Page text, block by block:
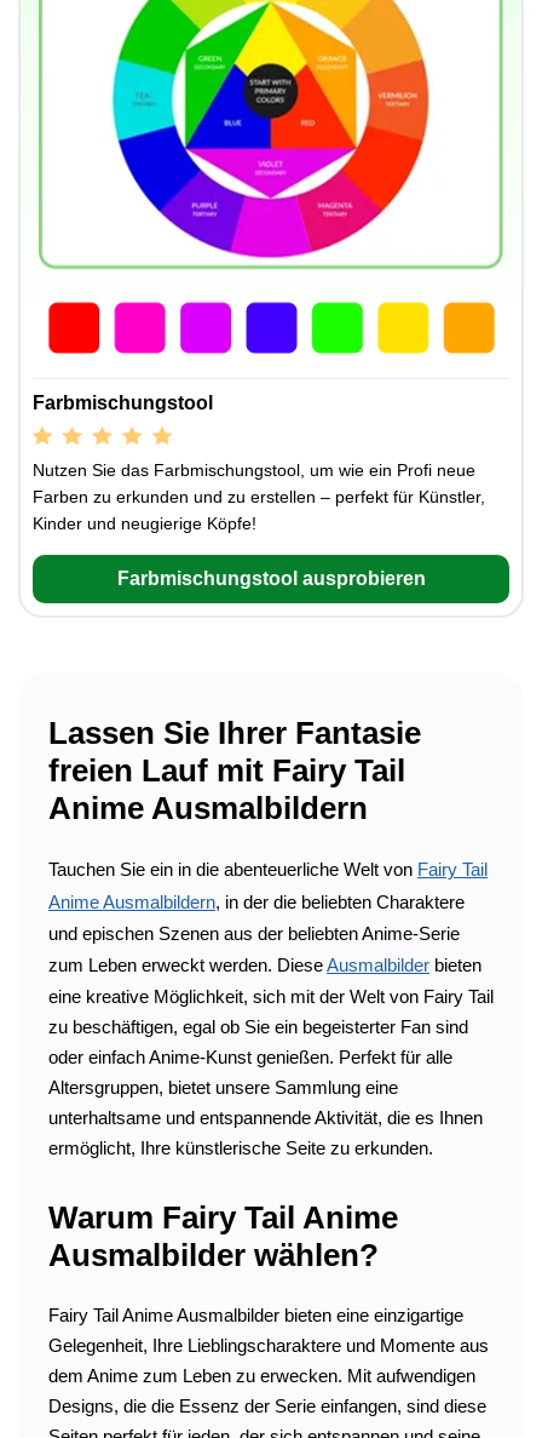
Farbmischungstool
Nutzen Sie das Farbmischungstool, um wie ein Profi neue
Farben zu erkunden und zu erstellen – perfekt für Künstler,
Kinder und neugierige Köpfe!
Farbmischungstool ausprobieren
Lassen Sie Ihrer Fantasie
freien Lauf mit Fairy Tail
Anime Ausmalbildern
Tauchen Sie ein in die abenteuerliche Welt von Fairy Tail
Anime Ausmalbildern, in der die beliebten Charaktere
und epischen Szenen aus der beliebten Anime-Serie
zum Leben erweckt werden. DieseAusmalbilder bieten
eine kreative Möglichkeit, sich mit der Welt von Fairy Tail
zu beschäftigen, egal ob Sie ein begeisterter Fan sind
oder einfach Anime-Kunst genießen. Perfekt für alle
Altersgruppen, bietet unsere Sammlung eine
unterhaltsame und entspannende Aktivität, die es Ihnen
ermöglicht, Ihre künstlerische Seite zu erkunden.
Warum Fairy Tail Anime
Ausmalbilder wählen?
Fairy Tail Anime Ausmalbilder bieten eine einzigartige
Gelegenheit, Ihre Lieblingscharaktere und Momente aus
dem Anime zum Leben zu erwecken. Mit aufwendigen
Designs, die die Essenz der Serie einfangen, sind diese